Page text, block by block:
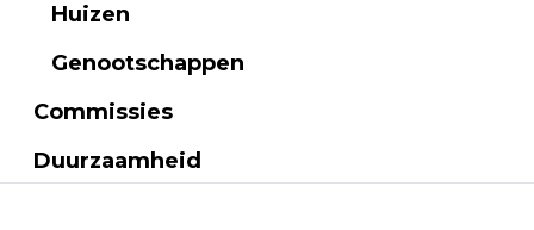
Huizen
Genootschappen
Commissies
Duurzaamheid